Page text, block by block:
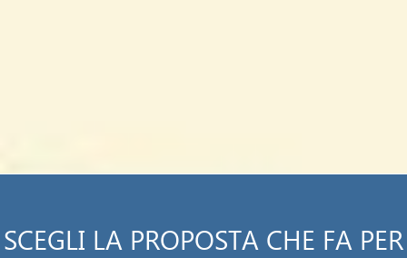
SCEGLI LA PROPOSTA CHE FA PER